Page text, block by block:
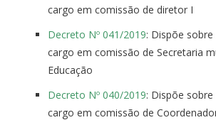
cargo em comissão de diretor I
Decreto Nº 041/2019: Dispõe
cargo em comissão de Secretaria
Educação
Decreto Nº 040/2019: Dispõe
cargo em comissão de